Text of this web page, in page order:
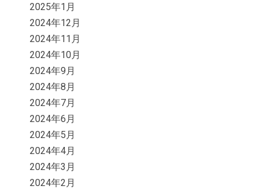
2025年1月
2024年12月
2024年11月
2024年10月
2024年9月
2024年8月
2024年7月
2024年6月
2024年5月
2024年4月
2024年3月
2024年2月